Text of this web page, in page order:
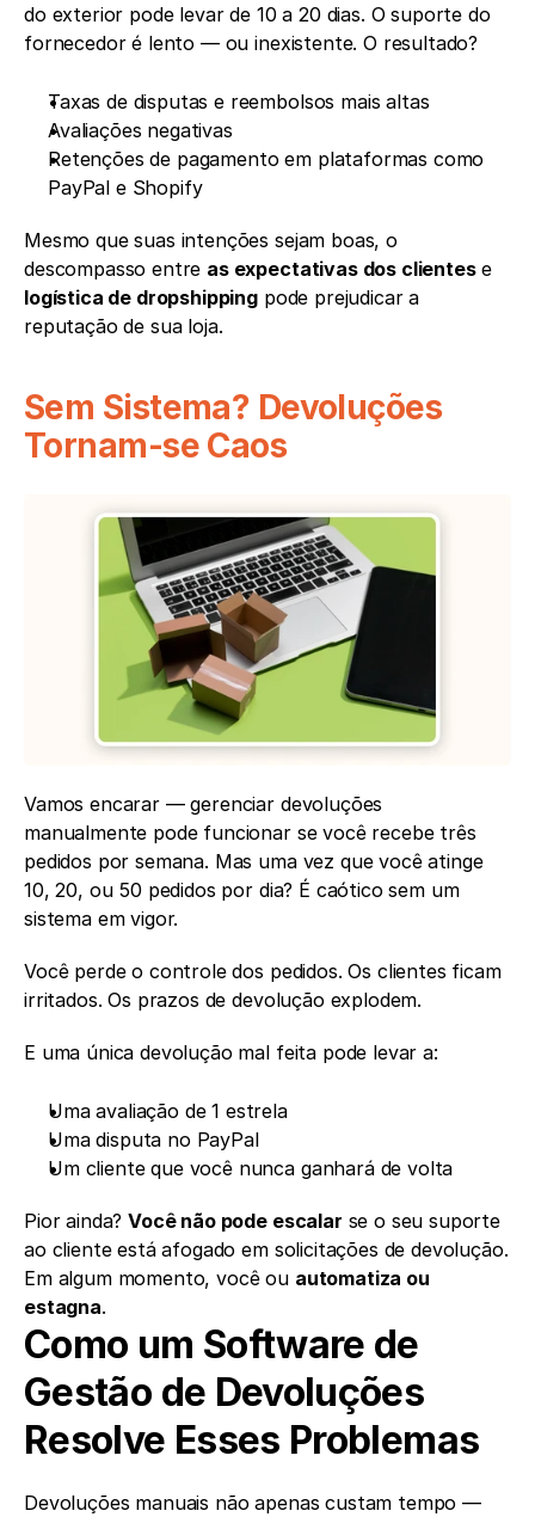
do exterior pode levar de 10 a 20 dias. O suporte do
fornecedor é lento — ou inexistente. O resultado?
Taxas de disputas e reembolsos mais altas
Avaliações negativas
Retenções de pagamento em plataformas como
PayPal e Shopify
Mesmo que suas intenções sejam boas, o
descompasso entre as expectativas dos clientes
logística de dropshipping pode prejudicar a
reputação de sua loja.
Sem Sistema? Devoluções
Tornam-se Caos
Vamos encarar — gerenciar devoluções
manualmente pode funcionar se você recebe três
pedidos por semana. Mas uma vez que você atinge
10, 20, ou 50 pedidos por dia? É caótico sem um
sistema em vigor.
Você perde o controle dos pedidos. Os clientes ficam
irritados. Os prazos de devolução explodem.
E uma única devolução mal feita pode levar a:
Uma avaliação de 1 estrela
Uma disputa no PayPal
Um cliente que você nunca ganhará de volta
Pior ainda? Você não pode escalar se o seu suporte
ao cliente está afogado em solicitações de devolução.
Em algum momento, você ou automatiza ou
estagna.
Como um Software de
Gestão de Devoluções
Resolve Esses Problemas
Devoluções manuais não apenas custam tempo —